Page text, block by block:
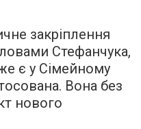
закріплення
Стефанчука,
є у Сімейному
Вона без
нового